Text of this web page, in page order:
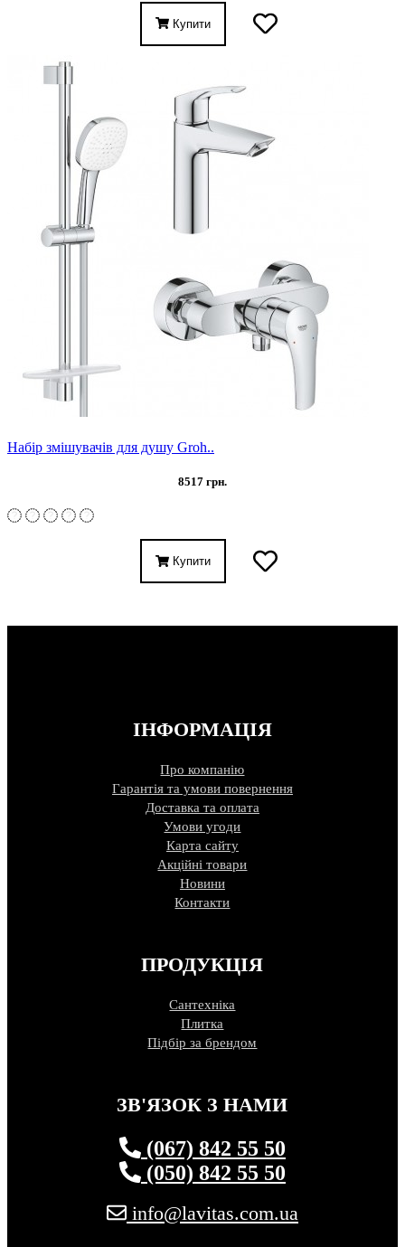
Купити
Набір змішувачів для душу Groh..
8517 грн.
Купити
ІНФОРМАЦІЯ
Про компанію
Гарантія та умови повернення
Доставка та оплата
Умови угоди
Карта сайту
Акційні товари
Новини
Контакти
ПРОДУКЦІЯ
Сантехніка
Плитка
Підбір за брендом
ЗВ'ЯЗОК З НАМИ
(067) 842 55 50
(050) 842 55 50
info@lavitas.com.ua